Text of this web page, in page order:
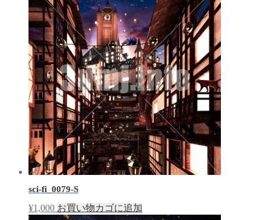
sci-fi_0079-S
¥1,000 お買い物カゴに追加